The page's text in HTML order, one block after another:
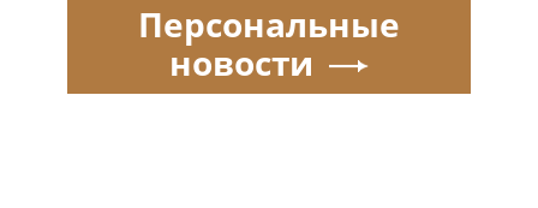
Персональные
новости